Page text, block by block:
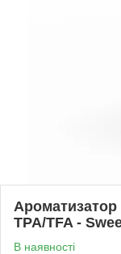
TPA/TFA -
В наявності